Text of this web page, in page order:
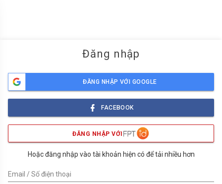
Đăng nhập
ĐĂNG NHẬP VỚI GOOGLE
FACEBOOK
ĐĂNG NHẬP VỚI
Hoặc đăng nhập vào tài khoản hiện có để tải nhiều hơn
Email / Số điện thoại